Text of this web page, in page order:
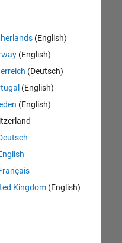
(English)
(English)
(Deutsch)
(English)
(English)
Kingdom(English)